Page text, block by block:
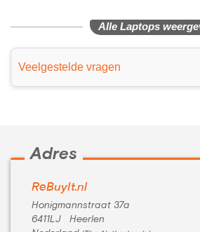
Alle Laptops
Veelgestelde vragen
Adres
ReBuyIt.nl
Honigmannstraat 37a
6411LJ Heerlen